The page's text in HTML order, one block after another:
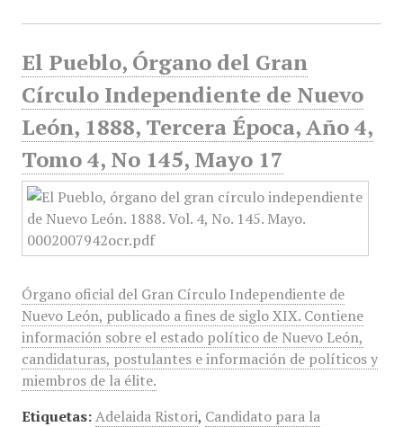
El Pueblo, Órgano del Gran
Círculo Independiente de Nuevo
León, 1888, Tercera Época, Año 4,
Tomo 4, No 145, Mayo 17
Órgano oficial del Gran Círculo Independiente de
Nuevo León, publicado a fines de siglo XIX. Contiene
información sobre el estado político de Nuevo León,
candidaturas, postulantes e información de políticos y
miembros de la élite.
Etiquetas: Adelaida Ristori, Candidato para la